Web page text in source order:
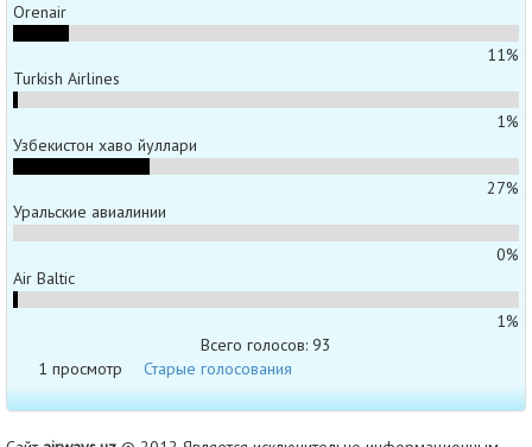
Orenair
11%
Turkish Airlines
1%
Узбекистон хаво йуллари
27%
Уральские авиалинии
0%
Air Baltic
1%
Всего голосов: 93
1 просмотр
Старые голосования